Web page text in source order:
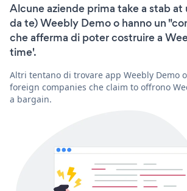
Alcune aziende prima take a stab
da te) Weebly Demo o hanno un
che afferma di poter costruire a
time'.
Altri tentano di trovare app Weebly Demo
foreign companies che claim to offrono
a bargain.